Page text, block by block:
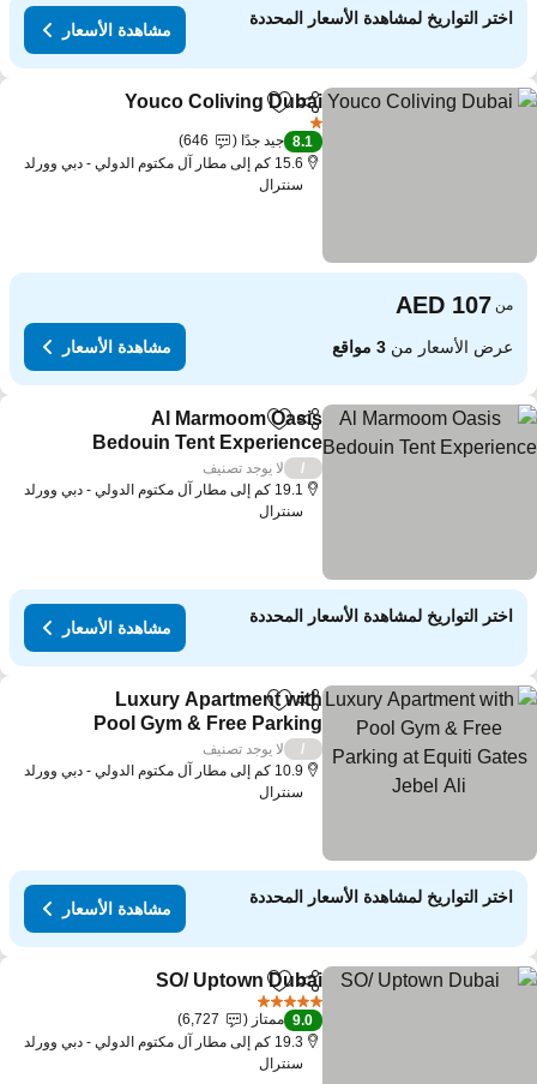
اختر التواريخ لمشاهدة الأسعار المحددة
مشاهدة الأسعار
مشاركةAdd to favorites
Youco Coliving Dubai
8.1 جيد جدًا
646
15.6 كم إلى مطار آل مكتوم الدولي - دبي وورلد
سنترال
من
عرض الأسعار من3 مواقع مشاهدة الأسعار
مشاركةAdd to favorites
Al Marmoom Oasis
Bedouin Tent Experience
لا يوجد تصنيف
19.1 كم إلى مطار آل مكتوم الدولي - دبي وورلد
سنترال
اختر التواريخ لمشاهدة الأسعار المحددة
مشاهدة الأسعار
مشاركةAdd to favorites
Luxury Apartment with
Pool Gym & Free Parking
at Equiti Gates Jebel Ali
لا يوجد تصنيف
10.9 كم إلى مطار آل مكتوم الدولي - دبي وورلد
سنترال
اختر التواريخ لمشاهدة الأسعار المحددة
مشاهدة الأسعار
مشاركةAdd to favorites
SO/ Uptown Dubai
9.0 ممتاز
6,727
19.3 كم إلى مطار آل مكتوم الدولي - دبي وورلد
سنترال